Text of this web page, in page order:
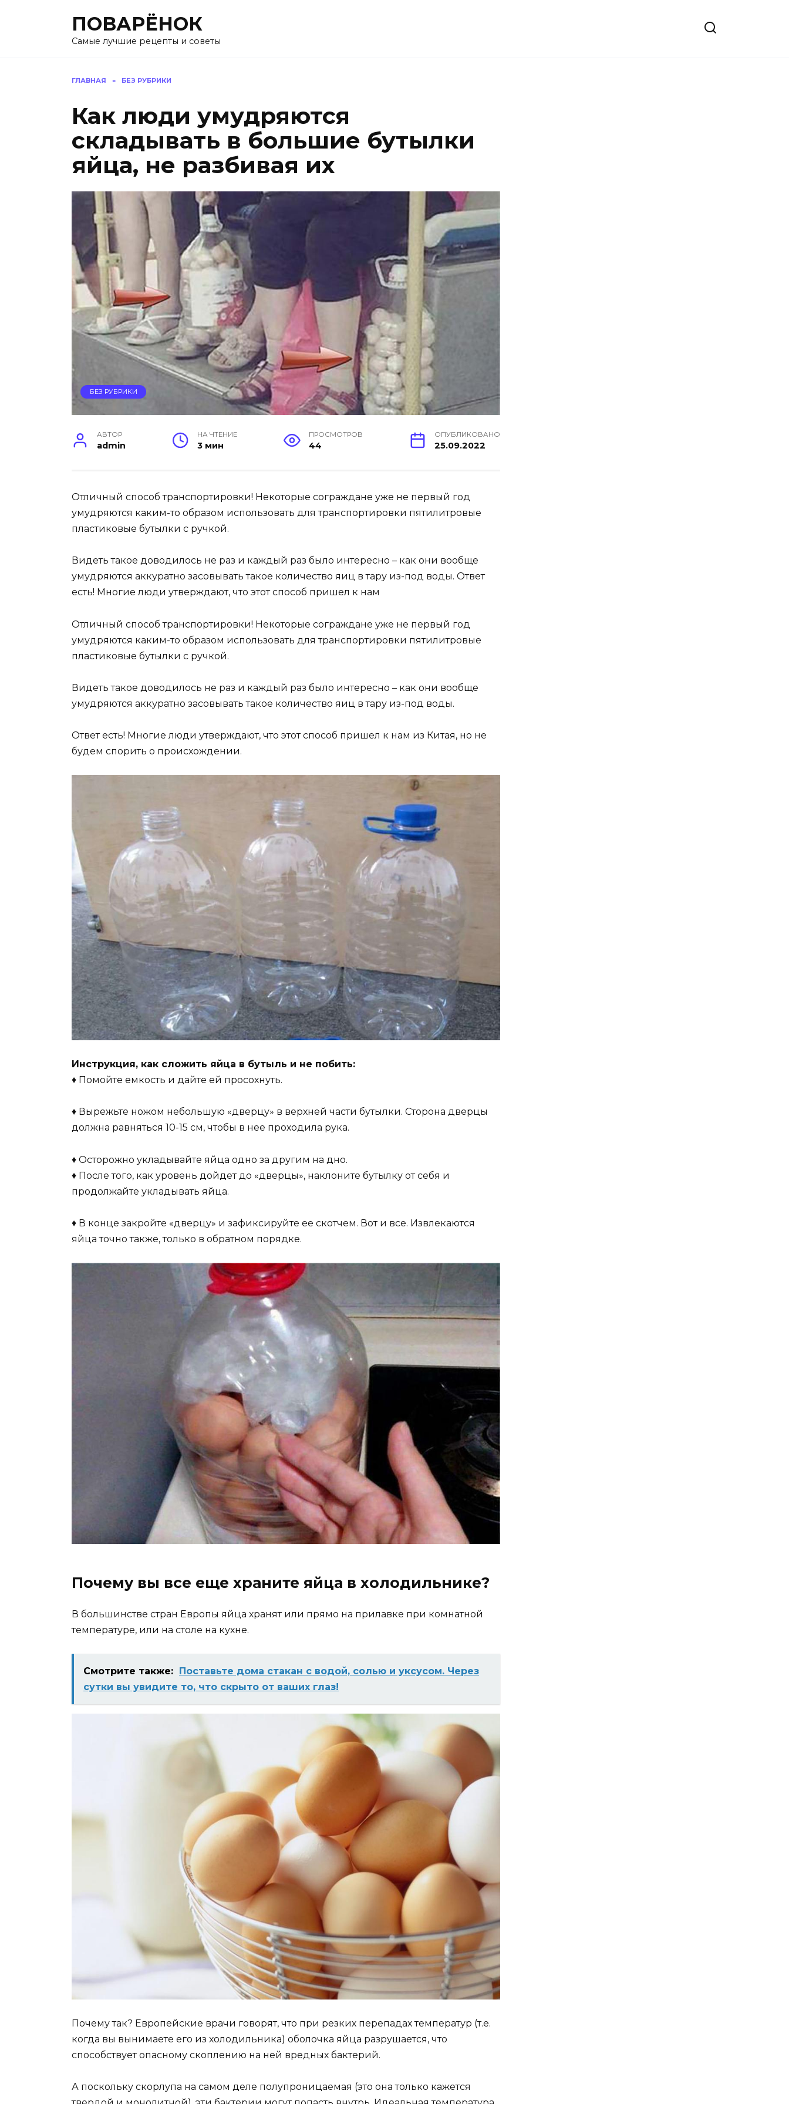
ПОВАРЁНОК
Самые лучшие рецепты и советы
ГЛАВНАЯ » БЕЗ РУБРИКИ
Как люди умудряются
складывать в большие бутылки
яйца, не разбивая их
БЕЗ РУБРИКИ
АВТОР
admin
НА ЧТЕНИЕ
3 мин
ПРОСМОТРОВ
44
ОПУБЛИКОВАНО
25.09.2022
Отличный способ транспортировки! Некоторые сограждане уже не первый год
умудряются каким-то образом использовать для транспортировки пятилитровые
пластиковые бутылки с ручкой.
Видеть такое доводилось не раз и каждый раз было интересно – как они вообще
умудряются аккуратно засовывать такое количество яиц в тару из-под воды. Ответ
есть! Многие люди утверждают, что этот способ пришел к нам
Отличный способ транспортировки! Некоторые сограждане уже не первый год
умудряются каким-то образом использовать для транспортировки пятилитровые
пластиковые бутылки с ручкой.
Видеть такое доводилось не раз и каждый раз было интересно – как они вообще
умудряются аккуратно засовывать такое количество яиц в тару из-под воды.
Ответ есть! Многие люди утверждают, что этот способ пришел к нам из Китая, но не
будем спорить о происхождении.
Инструкция, как сложить яйца в бутыль и не побить:
♦ Помойте емкость и дайте ей просохнуть.
♦ Вырежьте ножом небольшую «дверцу» в верхней части бутылки. Сторона дверцы
должна равняться 10-15 см, чтобы в нее проходила рука.
♦ Осторожно укладывайте яйца одно за другим на дно.
♦ После того, как уровень дойдет до «дверцы», наклоните бутылку от себя и
продолжайте укладывать яйца.
♦ В конце закройте «дверцу» и зафиксируйте ее скотчем. Вот и все. Извлекаются
яйца точно также, только в обратном порядке.
Почему вы все еще храните яйца в холодильнике?
В большинстве стран Европы яйца хранят или прямо на прилавке при комнатной
температуре, или на столе на кухне.
Смотрите также: Поставьте дома стакан с водой, солью и уксусом. Через
сутки вы увидите то, что скрыто от ваших глаз!
Почему так? Европейские врачи говорят, что при резких перепадах температур (т.е.
когда вы вынимаете его из холодильника) оболочка яйца разрушается, что
способствует опасному скоплению на ней вредных бактерий.
А поскольку скорлупа на самом деле полупроницаемая (это она только кажется